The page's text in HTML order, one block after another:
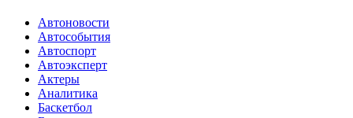
Автоновости
Автособытия
Автоспорт
Автоэксперт
Актеры
Аналитика
Баскетбол